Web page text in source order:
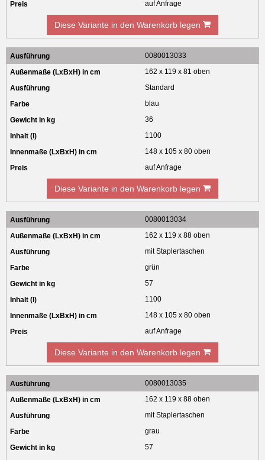
auf Anfrage
Diese Variante in den Warenkorb legen
0080013033
162 x 119 x 81 oben
Standard
blau
36
1100
148 x 105 x 80 oben
auf Anfrage
Diese Variante in den Warenkorb legen
0080013034
162 x 119 x 88 oben
mit Staplertaschen
grün
57
1100
148 x 105 x 80 oben
auf Anfrage
Diese Variante in den Warenkorb legen
0080013035
162 x 119 x 88 oben
mit Staplertaschen
grau
57